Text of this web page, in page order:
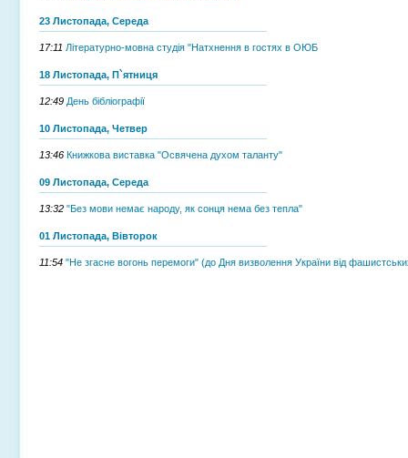
23 Листопада, Середа
17:11 Літературно-мовна студія "Натхнення в гостях в ОЮБ
18 Листопада, П`ятниця
12:49 День бібліографії
10 Листопада, Четвер
13:46 Книжкова виставка "Освячена духом таланту"
09 Листопада, Середа
13:32 "Без мови немає народу, як сонця нема без тепла"
01 Листопада, Вівторок
11:54 "Не згасне вогонь перемоги" (до Дня визволення України від